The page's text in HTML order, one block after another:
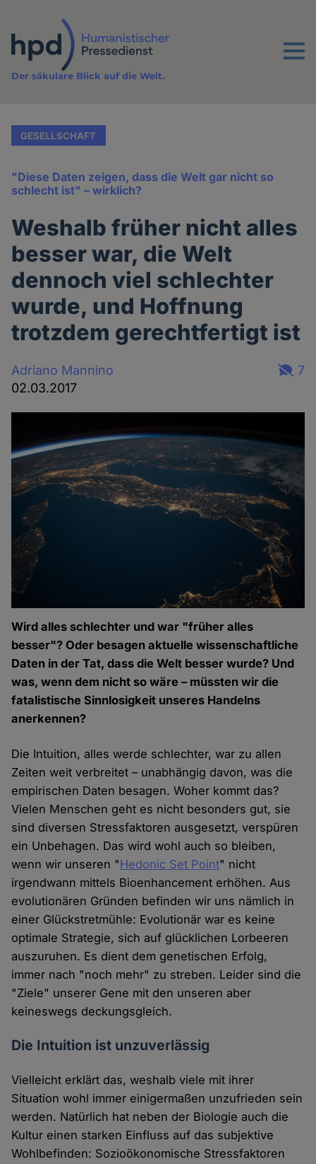
Inhalt
Menu
Der säkulare Blick auf die Welt.
GESELLSCHAFT
"Diese Daten zeigen, dass die Welt gar nicht so
schlecht ist" – wirklich?
Weshalb früher nicht alles
besser war, die Welt
dennoch viel schlechter
wurde, und Hoffnung
trotzdem gerechtfertigt ist
Adriano Mannino
02.03.2017
7
Wird alles schlechter und war "früher alles
besser"? Oder besagen aktuelle wissenschaftliche
Daten in der Tat, dass die Welt besser wurde? Und
was, wenn dem nicht so wäre – müssten wir die
fatalistische Sinnlosigkeit unseres Handelns
anerkennen?
Die Intuition, alles werde schlechter, war zu allen
Zeiten weit verbreitet – unabhängig davon, was die
empirischen Daten besagen. Woher kommt das?
Vielen Menschen geht es nicht besonders gut, sie
sind diversen Stressfaktoren ausgesetzt, verspüren
ein Unbehagen. Das wird wohl auch so bleiben,
wenn wir unseren "Hedonic Set Point" nicht
irgendwann mittels Bioenhancement erhöhen. Aus
evolutionären Gründen befinden wir uns nämlich in
einer Glückstretmühle: Evolutionär war es keine
optimale Strategie, sich auf glücklichen Lorbeeren
auszuruhen. Es dient dem genetischen Erfolg,
immer nach "noch mehr" zu streben. Leider sind die
"Ziele" unserer Gene mit den unseren aber
keineswegs deckungsgleich.
Die Intuition ist unzuverlässig
Vielleicht erklärt das, weshalb viele mit ihrer
Situation wohl immer einigermaßen unzufrieden sein
werden. Natürlich hat neben der Biologie auch die
Kultur einen starken Einfluss auf das subjektive
Wohlbefinden: Sozioökonomische Stressfaktoren